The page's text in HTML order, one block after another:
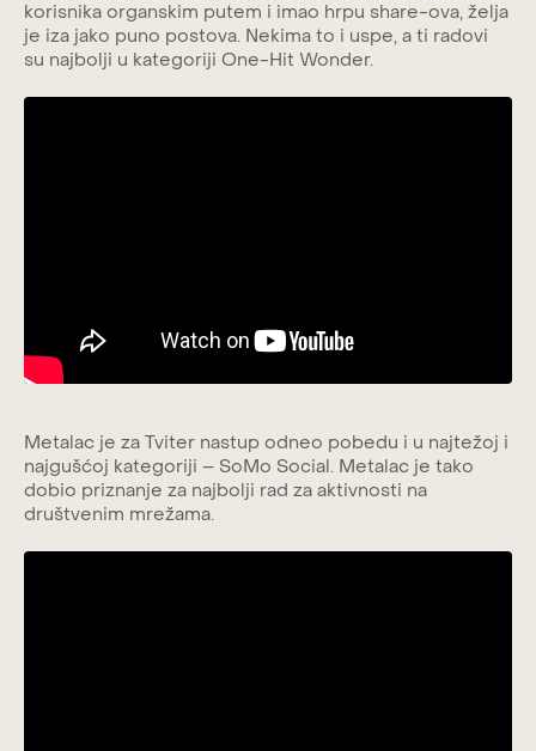
korisnika organskim putem i imao hrpu share-ova, želja
je iza jako puno postova. Nekima to i uspe, a ti radovi
su najbolji u kategoriji One-Hit Wonder.
Metalac je za Tviter nastup odneo pobedu i u najtežoj i
najgušćoj kategoriji – SoMo Social. Metalac je tako
dobio priznanje za najbolji rad za aktivnosti na
društvenim mrežama.